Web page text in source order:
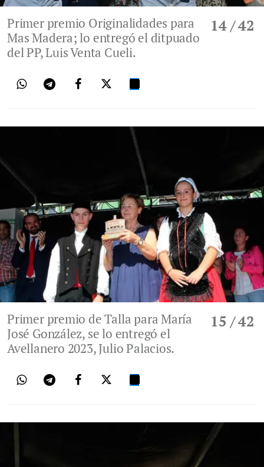
14/ 42
Primer premio Originalidades para
Mas Madera; lo entregó el ditpuado
del PP, Luis Venta Cueli.
15 / 42
Primer premio de Talla para María
José González, se lo entregó el
Avellanero 2023, Julio Palacios.